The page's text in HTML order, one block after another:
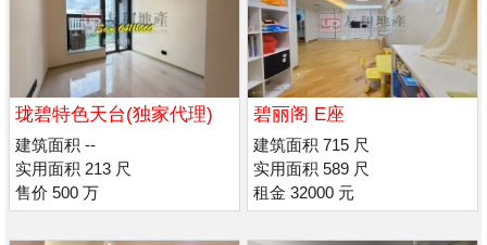
珑碧特色天台(独家代理)
建筑面积 --
实用面积 213 尺
售价 500 万
碧丽阁 E座
建筑面积 715 尺
实用面积 589 尺
租金 32000 元